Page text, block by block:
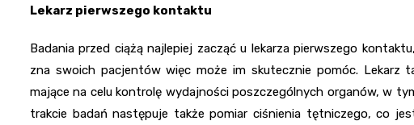
Lekarz pierwszego kontaktu
Badania przed ciążą najlepiej zacząć u lekarza pierwszego
zna swoich pacjentów więc może im skutecznie pomóc. Lekarz
mające na celu kontrolę wydajności poszczególnych organów, w
trakcie badań następuje także pomiar ciśnienia tętniczego, co